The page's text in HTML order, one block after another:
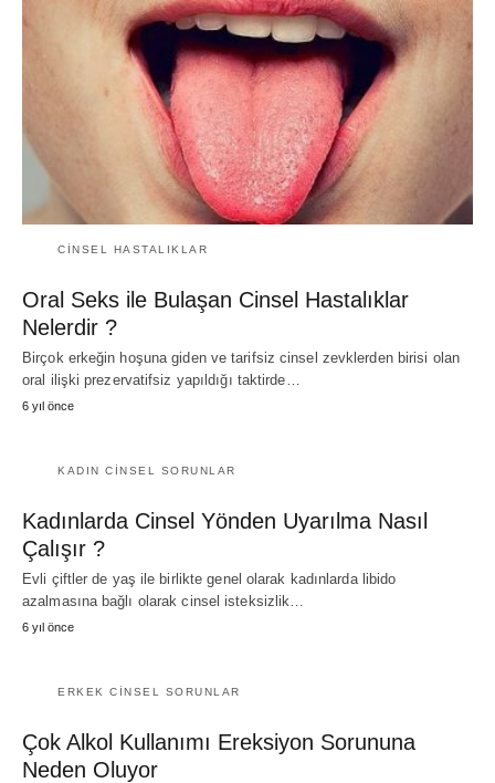
CINSEL HASTALIKLAR
Oral Seks ile Bulaşan Cinsel Hastalıklar
Nelerdir ?
Birçok erkeğin hoşuna giden ve tarifsiz cinsel zevklerden birisi olan
oral ilişki prezervatifsiz yapıldığı taktirde…
6 yıl önce
KADIN CINSEL SORUNLAR
Kadınlarda Cinsel Yönden Uyarılma Nasıl
Çalışır ?
Evli çiftler de yaş ile birlikte genel olarak kadınlarda libido
azalmasına bağlı olarak cinsel isteksizlik…
6 yıl önce
ERKEK CINSEL SORUNLAR
Çok Alkol Kullanımı Ereksiyon Sorununa
Neden Oluyor